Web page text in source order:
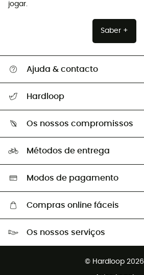
jogar.
Saber +
Ajuda & contacto
Devoluções e reembolsos
Guia de tamanhos
Trocas & Devoluções
Hardloop
Os nossos embaixadores
Os nossos compromissos
Seleção eco-responsável
Métodos de entrega
Modos de pagamento
Compras online fáceis
Devoluções gratuitas em 100 dias
Os nossos serviços
© Hardloop 2026